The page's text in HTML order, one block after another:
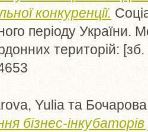
конкуренції.
періоду України.
територій:
Yulia та
бізнес-